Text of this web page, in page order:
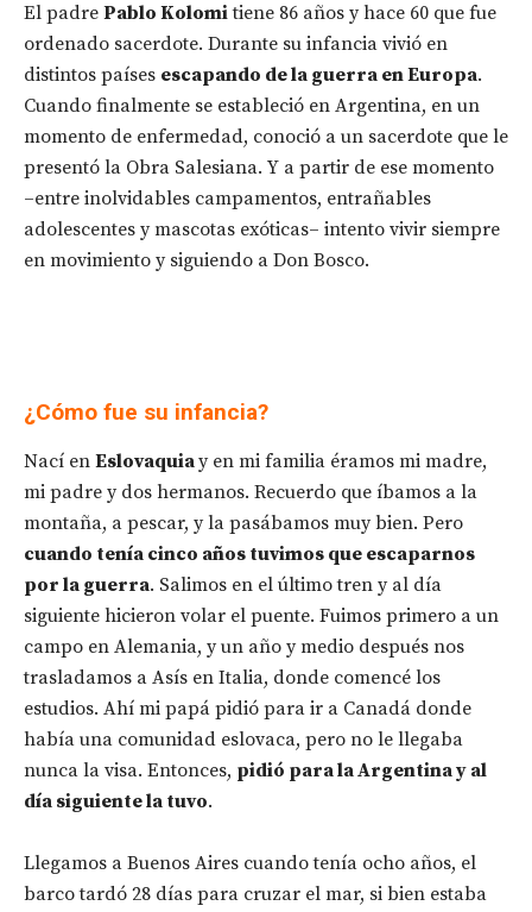
El padre Pablo Kolomitiene 86 años y hace 60 que fue
ordenado sacerdote. Durante su infancia vivió en
distintos países escapando de la guerra en Europa.
Cuando finalmente se estableció en Argentina, en un
momento de enfermedad, conoció a un sacerdote que le
presentó la Obra Salesiana. Y a partir de ese momento
–entre inolvidables campamentos, entrañables
adolescentes y mascotas exóticas– intento vivir siempre
en movimiento y siguiendo a Don Bosco.
¿Cómo fue su infancia?
Nací en Eslovaquiay en mi familia éramos mi madre,
mi padre y dos hermanos. Recuerdo que íbamos a la
montaña, a pescar, y la pasábamos muy bien. Pero
cuando tenía cinco años tuvimos que escaparnos
por la guerra. Salimos en el último tren y al día
siguiente hicieron volar el puente. Fuimos primero a un
campo en Alemania, y un año y medio después nos
trasladamos a Asís en Italia, donde comencé los
estudios. Ahí mi papá pidió para ir a Canadá donde
había una comunidad eslovaca, pero no le llegaba
nunca la visa. Entonces, pidió para la Argentina y al
día siguiente la tuvo.
Llegamos a Buenos Aires cuando tenía ocho años, el
barco tardó 28 días para cruzar el mar, si bien estaba